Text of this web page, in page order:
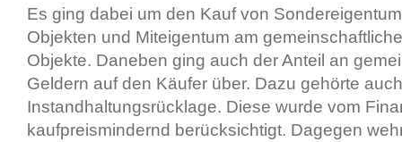
Es ging dabei um den Kauf von
Objekten und Miteigentum am
Objekte. Daneben ging auch der Anteil an
Geldern auf den Käufer über. Dazu gehörte
Instandhaltungsrücklage. Diese wurde vom
kaufpreismindernd berücksichtigt. Dagegen